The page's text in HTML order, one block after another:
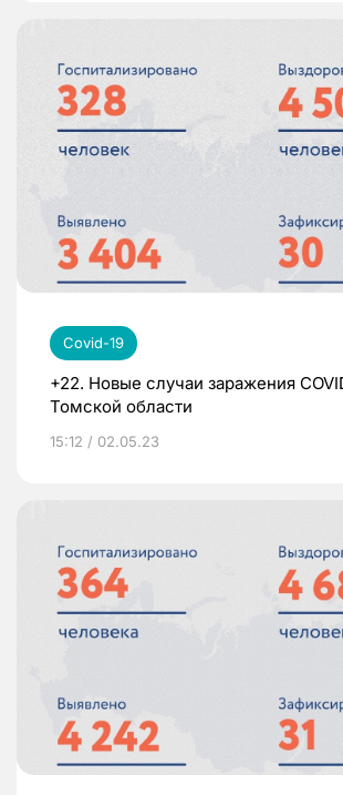
Covid-19
+22. Новые случаи заражения
Томской области
15:12 / 02.05.23